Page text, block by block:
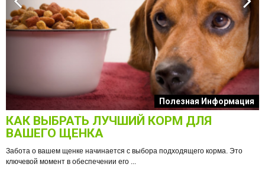
Полезная Информация
КАК ВЫБРАТЬ ЛУЧШИЙ КОРМ ДЛЯ
ВАШЕГО ЩЕНКА
Забота о вашем щенке начинается с выбора подходящего корма. Это
ключевой момент в обеспечении его ...